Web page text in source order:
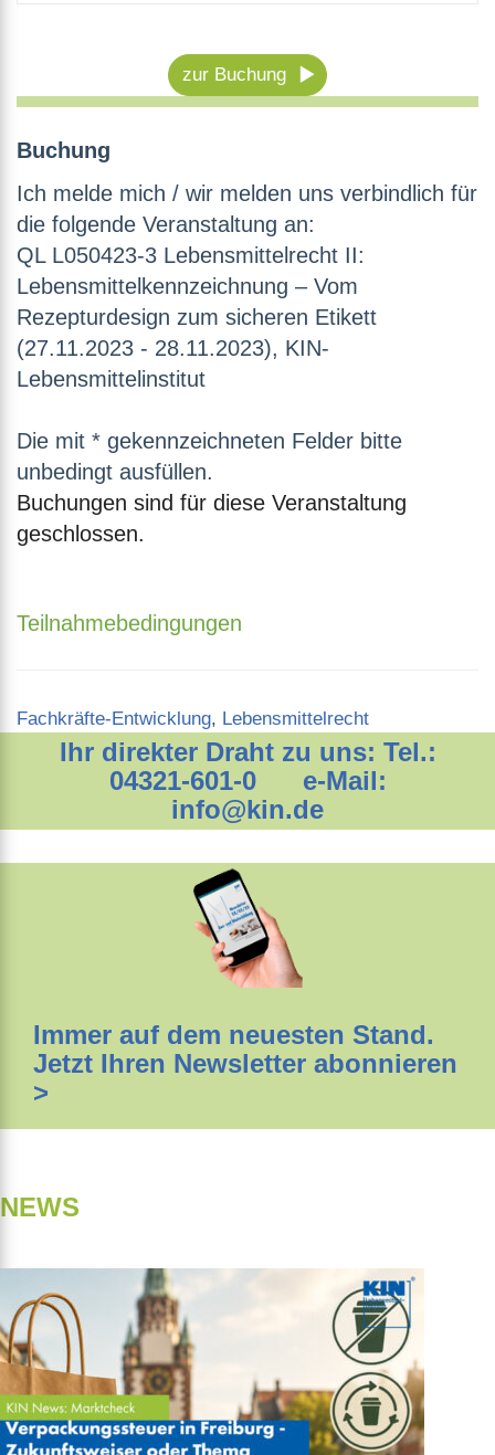
zur Buchung
Buchung
Ich melde mich / wir melden uns verbindlich für
die folgende Veranstaltung an:
QL L050423-3 Lebensmittelrecht II:
Lebensmittelkennzeichnung – Vom
Rezepturdesign zum sicheren Etikett
(27.11.2023 - 28.11.2023), KIN-
Lebensmittelinstitut
Die mit * gekennzeichneten Felder bitte
unbedingt ausfüllen.
Buchungen sind für diese Veranstaltung
geschlossen.
Teilnahmebedingungen
Categories
Fachkräfte-Entwicklung, Lebensmittelrecht
Ihr direkter Draht zu uns: Tel.:
04321-601-0 e-Mail:
info@kin.de
Immer auf dem neuesten Stand.
Jetzt Ihren Newsletter abonnieren
>
NEWS